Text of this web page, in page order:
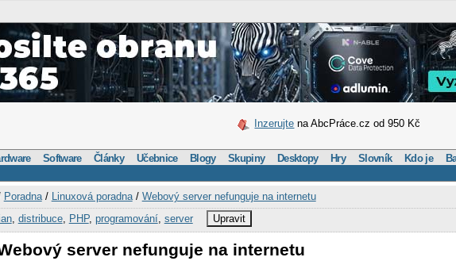
Inzerujte na AbcPráce.cz od 950 Kč
Software Články Učebnice Blogy Skupiny Desktopy Hry Slovník Kdo je
Poradna/ Linuxová poradna/ Webový server nefunguje na internetu
, distribuce, PHP, programování, server Upravit
server nefunguje na internetu